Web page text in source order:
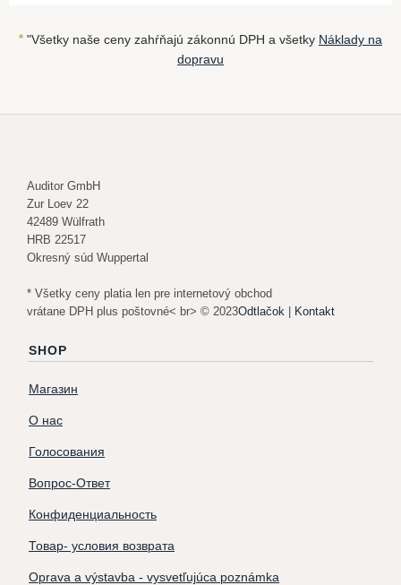
* "Všetky naše ceny zahŕňajú zákonnú DPH a všetky Náklady na
dopravu
Auditor GmbH
Zur Loev 22
42489 Wülfrath
HRB 22517
Okresný súd Wuppertal
* Všetky ceny platia len pre internetový obchod
vrátane DPH plus poštovné< br> © 2023Odtlačok | Kontakt
SHOP
Магазин
О нас
Голосования
Вопрос-Ответ
Конфиденциальность
Товар- условия возврата
Oprava a výstavba - vysvetľujúca poznámka